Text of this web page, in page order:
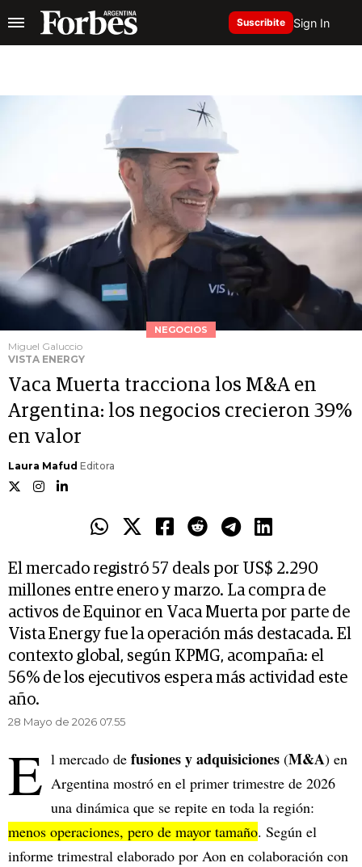
Suscribite Sign In
NEGOCIOS
Miguel Galuccio
VISTA ENERGY
Vaca Muerta tracciona los M&A en
Argentina: los negocios crecieron 39%
en valor
Laura Mafud Editora
El mercado registró 57 deals por US$ 2.290
millones entre enero y marzo. La compra de
activos de Equinor en Vaca Muerta por parte de
Vista Energy fue la operación más destacada. El
contexto global, según KPMG, acompaña: el
56% de los ejecutivos espera más actividad este
año.
28 Mayo de 2026 07.55
E l mercado de fusiones y adquisiciones (M&A) en
Argentina mostró en el primer trimestre de 2026
una dinámica que se repite en toda la región:
menos operaciones, pero de mayor tamaño. Según el
informe trimestral elaborado por Aon en colaboración con